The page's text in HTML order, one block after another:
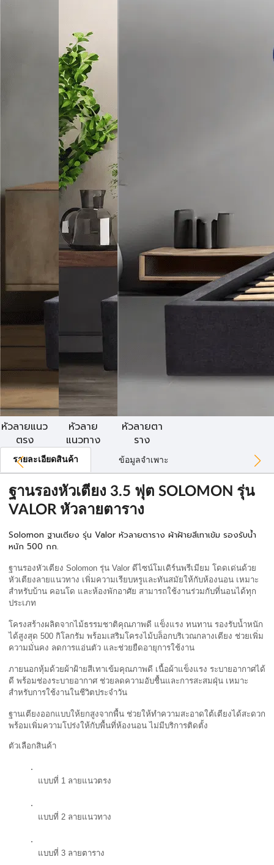
หัวลายแนว
ตรง
หัวลาย
แนวทาง
หัวลายตา
ราง
รายละเอียดสินค้า ข้อมูลจำเพาะ
ฐานรองหัวเตียง 3.5 ฟุต SOLOMON รุ่น
VALOR หัวลายตาราง
Solomon ฐานเตียง รุ่น Valor หัวลายตาราง ผ้าฝ้ายสีเทาเข้ม รองรับน้ำ
หนัก 500 กก.
ฐานรองหัวเตียง Solomon รุ่น Valor ดีไซน์โมเดิร์นพรีเมียม โดดเด่นด้วย
หัวเตียงลายแนวทาง เพิ่มความเรียบหรูและทันสมัยให้กับห้องนอน เหมาะ
สำหรับบ้าน คอนโด และห้องพักอาศัย สามารถใช้งานร่วมกับที่นอนได้ทุก
ประเภท
โครงสร้างผลิตจากไม้ธรรมชาติคุณภาพดี แข็งแรง ทนทาน รองรับน้ำหนัก
ได้สูงสุด 500 กิโลกรัม พร้อมเสริมโครงไม้บล็อกบริเวณกลางเตียง ช่วยเพิ่ม
ความมั่นคง ลดการแอ่นตัว และช่วยยืดอายุการใช้งาน
ภายนอกหุ้มด้วยผ้าฝ้ายสีเทาเข้มคุณภาพดี เนื้อผ้าแข็งแรง ระบายอากาศได้
ดี พร้อมช่องระบายอากาศ ช่วยลดความอับชื้นและการสะสมฝุ่น เหมาะ
สำหรับการใช้งานในชีวิตประจำวัน
ฐานเตียงออกแบบให้ยกสูงจากพื้น ช่วยให้ทำความสะอาดใต้เตียงได้สะดวก
พร้อมเพิ่มความโปร่งให้กับพื้นที่ห้องนอน ไม่มีบริการติดตั้ง
ตัวเลือกสินค้า
แบบที่ 1 ลายแนวตรง
แบบที่ 2 ลายแนวทาง
แบบที่ 3 ลายตาราง